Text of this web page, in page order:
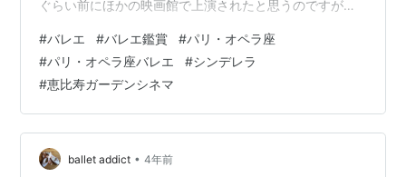
ぐらい前にほかの映画館で上演されたと思うのですが、
ール・パケットの輝き 自ら幸せをつかむシンデレラ 楽し
そうだった義理の姉たち アール・デコ調の舞台美術が美
しい おわりに 公演・上演概要 『シンデレラ』全3幕 パ
リ・オペラ座バレエ団 収録日：2018年12月31日 場所：
パリ・オペラ座 バスティーユ 上映時間：2時間30分 振
付：ルドルフ…
#バレエ #バレエ鑑賞 #パリ・オペラ座
#パリ・オペラ座バレエ #シンデレラ
#恵比寿ガーデンシネマ
ballet addict • 4年前